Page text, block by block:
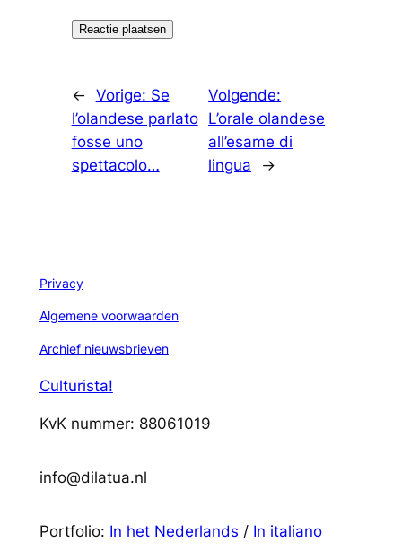
← Vorige: Se
l’olandese parlato
fosse uno
spettacolo…
Volgende:
L’orale olandese
all’esame di
lingua
→
Privacy
Algemene voorwaarden
Archief nieuwsbrieven
Culturista!
KvK nummer: 88061019
info@dilatua.nl
Portfolio: In het Nederlands / In italiano